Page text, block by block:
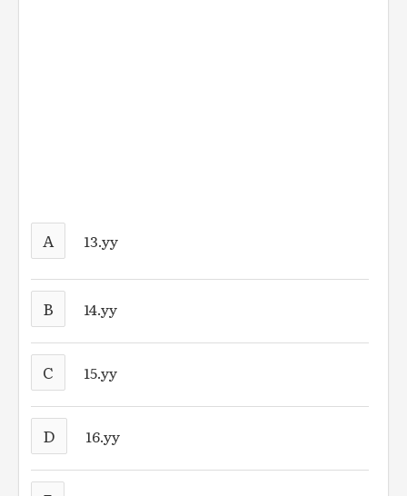
A 13.yy
B 14.yy
C 15.yy
D 16.yy